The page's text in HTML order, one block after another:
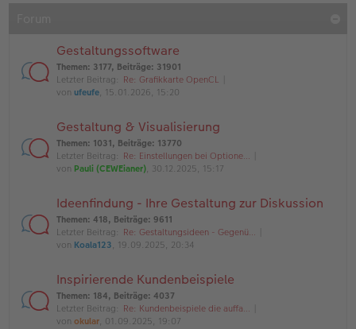
Gestaltungssoftware
Themen: 3177, Beiträge: 31901
Letzter Beitrag: Re: Grafikkarte OpenCL
von ufeufe, 15.01.2026, 15:20
Gestaltung & Visualisierung
Themen: 1031, Beiträge: 13770
Letzter Beitrag: Re: Einstellungen bei Optione…
von Pauli (CEWEianer), 30.12.2025, 15:17
Ideenfindung - Ihre Gestaltung zur Diskussion
Themen: 418, Beiträge: 9611
Letzter Beitrag: Re: Gestaltungsideen - Gegenü…
von Koala123, 19.09.2025, 20:34
Inspirierende Kundenbeispiele
Themen: 184, Beiträge: 4037
Letzter Beitrag: Re: Kundenbeispiele die auffa…
von okular, 01.09.2025, 19:07